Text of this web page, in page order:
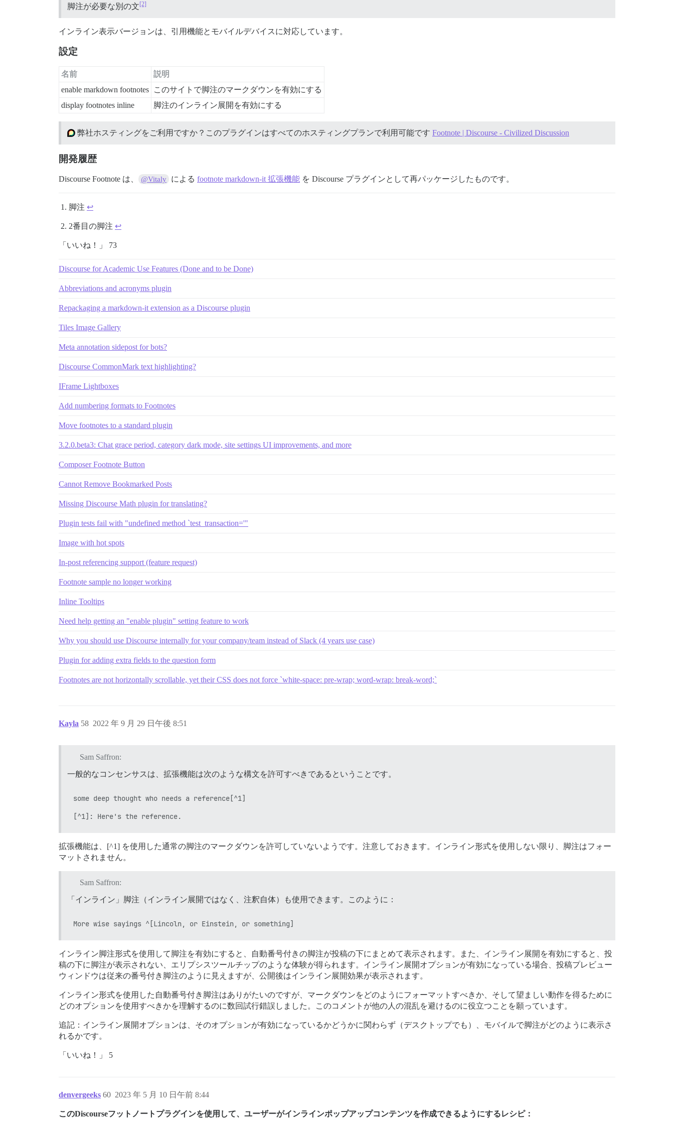
脚注が必要な別の文[2]
インライン表示バージョンは、引用機能とモバイルデバイスに対応しています。
設定
名前
説明
enable markdown footnotes
このサイトで脚注のマークダウンを有効にする
display footnotes inline
脚注のインライン展開を有効にする
弊社ホスティングをご利用ですか？このプラグインはすべてのホスティングプランで利用可能です Footnote | Discourse - Civilized Discussion
開発履歴
Discourse Footnote は、 @Vitaly によるfootnote markdown-it 拡張機能 を Discourse プラグインとして再パッケージしたものです。
脚注 ↩︎
2番目の脚注 ↩︎
「いいね！」 73
Discourse for Academic Use Features (Done and to be Done)
Abbreviations and acronyms plugin
Repackaging a markdown-it extension as a Discourse plugin
Tiles Image Gallery
Meta annotation sidepost for bots?
Discourse CommonMark text highlighting?
IFrame Lightboxes
Add numbering formats to Footnotes
Move footnotes to a standard plugin
3.2.0.beta3: Chat grace period, category dark mode, site settings UI improvements, and more
Composer Footnote Button
Cannot Remove Bookmarked Posts
Missing Discourse Math plugin for translating?
Plugin tests fail with "undefined method `test_transaction='"
Image with hot spots
In-post referencing support (feature request)
Footnote sample no longer working
Inline Tooltips
Need help getting an "enable plugin" setting feature to work
Why you should use Discourse internally for your company/team instead of Slack (4 years use case)
Plugin for adding extra fields to the question form
Footnotes are not horizontally scrollable, yet their CSS does not force `white-space: pre-wrap; word-wrap: break-word;`
Kayla 2022 年 9 月 29 日午後 8:51
58
Sam Saffron:
一般的なコンセンサスは、拡張機能は次のような構文を許可すべきであるということです。
some deep thought who needs a reference[^1]
拡張機能は、[^1] を使用した通常の脚注のマークダウンを許可していないようです。注意しておきます。インライン形式を使用しない限り、脚注はフォー
マットされません。
Sam Saffron:
「インライン」脚注（インライン展開ではなく、注釈自体）も使用できます。このように：
インライン脚注形式を使用して脚注を有効にすると、自動番号付きの脚注が投稿の下にまとめて表示されます。また、インライン展開を有効にすると、投
稿の下に脚注が表示されない、エリプシスツールチップのような体験が得られます。インライン展開オプションが有効になっている場合、投稿プレビュー
ウィンドウは従来の番号付き脚注のように見えますが、公開後はインライン展開効果が表示されます。
インライン形式を使用した自動番号付き脚注はありがたいのですが、マークダウンをどのようにフォーマットすべきか、そして望ましい動作を得るために
どのオプションを使用すべきかを理解するのに数回試行錯誤しました。このコメントが他の人の混乱を避けるのに役立つことを願っています。
追記：インライン展開オプションは、そのオプションが有効になっているかどうかに関わらず（デスクトップでも）、モバイルで脚注がどのように表示さ
れるかです。
「いいね！」 5
denvergeeks 2023 年 5 月 10 日午前 8:44
60
このDiscourseフットノートプラグインを使用して、ユーザーがインラインポップアップコンテンツを作成できるようにするレシピ：